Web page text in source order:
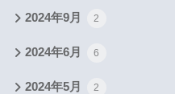
2024年9月 2
2024年6月 6
2024年5月 2